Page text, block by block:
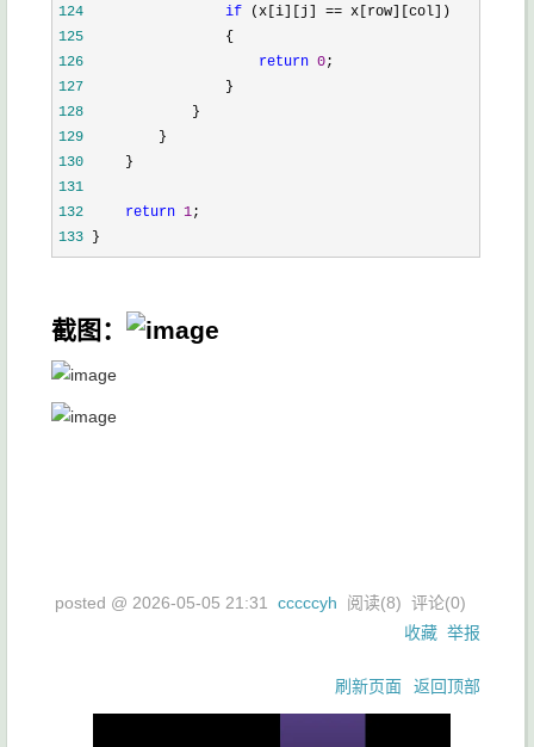
124
if (x[i][j] ==
125
126
return 0
127
128
129
130
131
132
return 1
133 }
截图：
posted @ 2026-05-05 21:31 cccccyh 阅读(8) 评论(0)
收藏 举报
刷新页面 返回顶部